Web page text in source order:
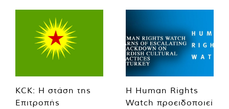
KCK: Η στάση της
Επιτροπής
Η Human Rights
Watch προειδοποιεί